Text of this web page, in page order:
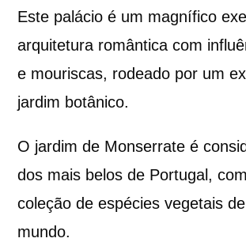
Este palácio é um magnífico
arquitetura romântica com
e mouriscas, rodeado por um
jardim botânico.
O jardim de Monserrate é
dos mais belos de Portugal,
coleção de espécies vegetais
mundo.